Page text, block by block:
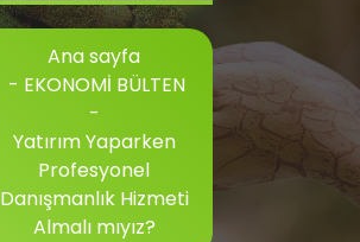
Ana sayfa
- EKONOMİ BÜLTEN
-
Yatırım Yaparken
Profesyonel
Danışmanlık Hizmeti
Almalı mıyız?